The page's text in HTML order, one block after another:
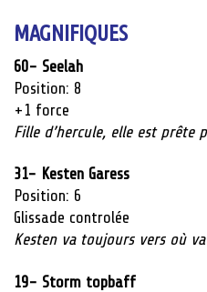
MAGNIFIQUES
60- Seelah
Position: 8
+1 force
Fille d’hercule, elle est prête
31- Kesten Garess
Position: 6
Glissade controlée
Kesten va toujours vers où
19- Storm topbaff